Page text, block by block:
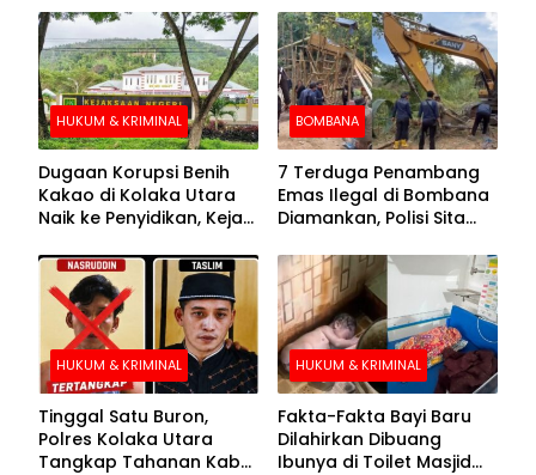
HUKUM & KRIMINAL
Dugaan Korupsi Benih
Kakao di Kolaka Utara
Naik ke Penyidikan, Kejari
BOMBANA
7 Terduga Penambang
Emas Ilegal di Bombana
Diamankan, Polisi Sita
Crusher
HUKUM & KRIMINAL
Tinggal Satu Buron,
Polres Kolaka Utara
Tangkap Tahanan Kabur
HUKUM & KRIMINAL
Fakta-Fakta Bayi Baru
Dilahirkan Dibuang
Ibunya di Toilet Masjid